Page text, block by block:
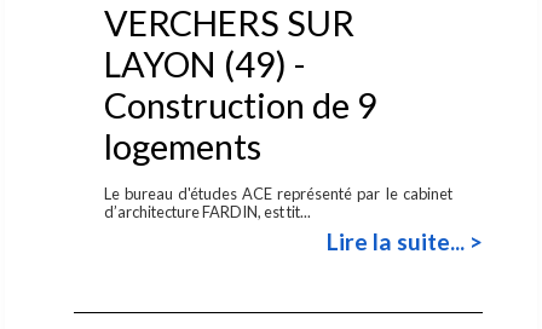
VERCHERS SUR
LAYON (49) -
Construction de 9
logements
Le bureau d'études ACE représenté par le cabinet
d’architecture FARDIN, est tit...
Lire la suite... >